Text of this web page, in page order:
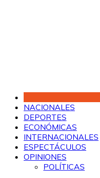
NACIONALES
DEPORTES
ECONÓMICAS
INTERNACIONALES
ESPECTÁCULOS
OPINIONES
POLÍTICAS